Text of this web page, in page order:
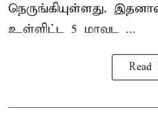
நெருங்கியுள்ளது.
உள்ளிட்ட 5 மாவட ...
Read